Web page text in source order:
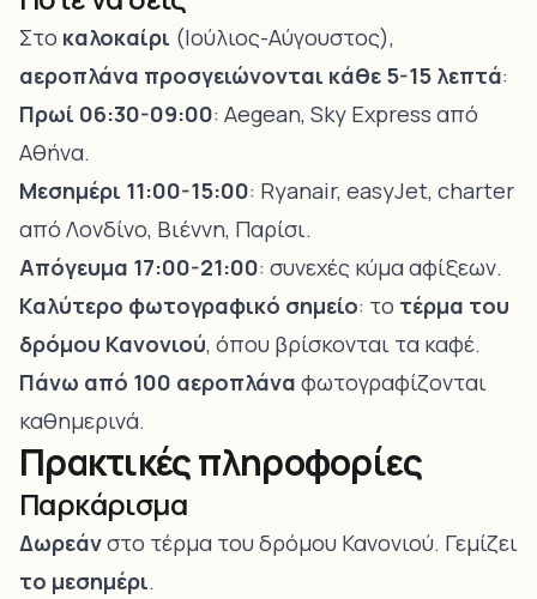
Στο καλοκαίρι (Ιούλιος-Αύγουστος),
αεροπλάνα προσγειώνονται κάθε 5-15 λεπτά:
Πρωί 06:30-09:00: Aegean, Sky Express από
Αθήνα.
Μεσημέρι 11:00-15:00: Ryanair, easyJet, charter
από Λονδίνο, Βιέννη, Παρίσι.
Απόγευμα 17:00-21:00: συνεχές κύμα αφίξεων.
Καλύτερο φωτογραφικό σημείο: το τέρμα του
δρόμου Κανονιού, όπου βρίσκονται τα καφέ.
Πάνω από 100 αεροπλάνα φωτογραφίζονται
καθημερινά.
Πρακτικές πληροφορίες
Παρκάρισμα
Δωρεάνστο τέρμα του δρόμου Κανονιού. Γεμίζει
το μεσημέρι.